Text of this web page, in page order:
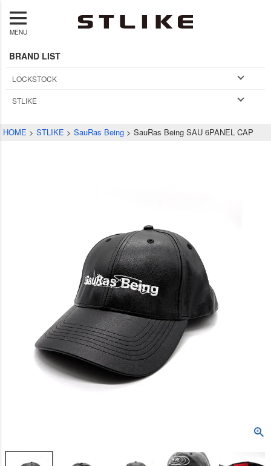
MENU
BRAND LIST
LOCKSTOCK
STLIKE
HOME STLIKE SauRas Being SauRas Being SAU 6PANEL CAP